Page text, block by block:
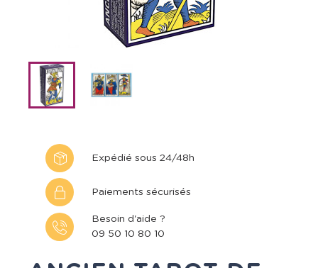
Expédié sous 24/48h
Paiements sécurisés
Besoin d'aide ?
09 50 10 80 10